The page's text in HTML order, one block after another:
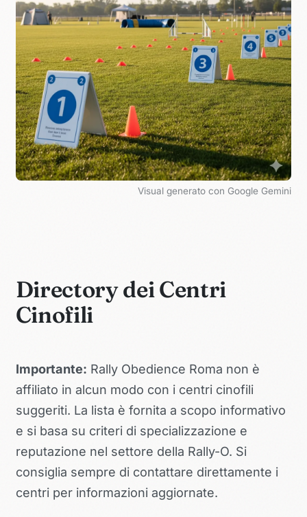
Visual generato con Google Gemini
Directory dei Centri
Cinofili
Importante: Rally Obedience Roma non è
affiliato in alcun modo con i centri cinofili
suggeriti. La lista è fornita a scopo informativo
e si basa su criteri di specializzazione e
reputazione nel settore della Rally-O. Si
consiglia sempre di contattare direttamente i
centri per informazioni aggiornate.